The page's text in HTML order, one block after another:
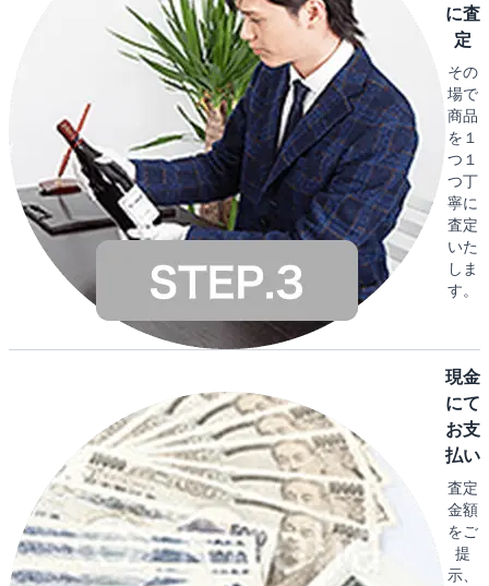
に査
定
その
場で
商品
を１
つ１
つ丁
寧に
査定
いた
しま
す。
現金
にて
お支
払い
査定
金額
をご
提
示、